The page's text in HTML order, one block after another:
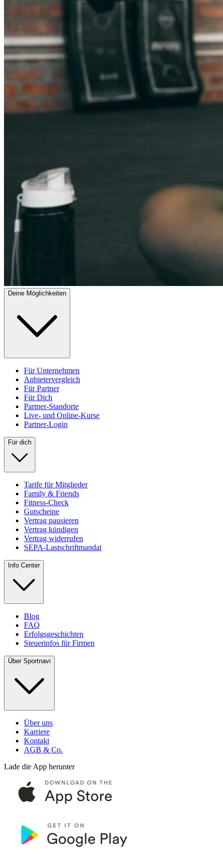
Deine Möglichkeiten
Für Unternehmen
Anbietervergleich
Für Partner
Für Dich
Partner-Standorte
Live- und Online-Kurse
Partner-Login
Für dich
Tarife für Mitglieder
Family & Friends
Fitness-Check
Gutscheine
Vertrag pausieren
Vertrag kündigen
Vertrag widerrufen
SEPA-Lastschriftmandat
Info Center
Blog
FAQ
Erfolgsgeschichten
Steuerinfos für Firmen
Über Sportnavi
Über uns
Karriere
Kontakt
AGB & Co.
Lade die App herunter